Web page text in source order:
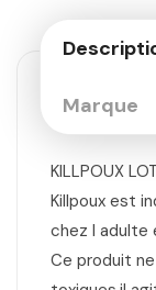
Marque
KILLPOUX
Killpoux est
chez l adulte
Ce produit